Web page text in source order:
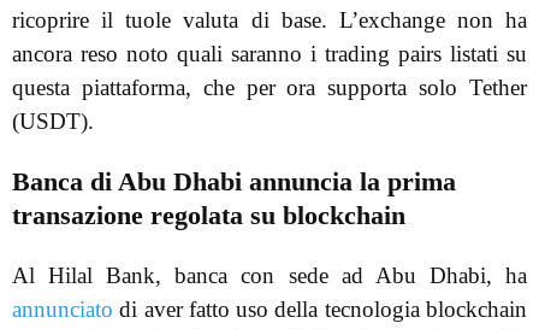
ricoprire il tuole valuta di base. L’exchange non ha
ancora reso noto quali saranno i trading pairs listati su
questa piattaforma, che per ora supporta solo Tether
(USDT).
Banca di Abu Dhabi annuncia la prima
transazione regolata su blockchain
Al Hilal Bank, banca con sede ad Abu Dhabi, ha
annunciato di aver fatto uso della tecnologia blockchain